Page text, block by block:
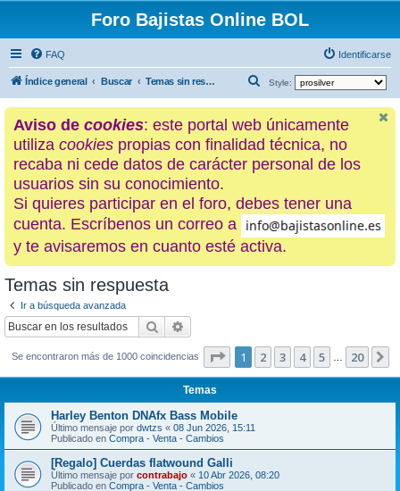
Foro Bajistas Online BOL
FAQ Identificarse
Índice general Buscar Temas sin respuesta Style:
u
c
a
Aviso de cookies: este portal web únicamente
utiliza cookies propias con finalidad técnica, no
recaba ni cede datos de carácter personal de los
usuarios sin su conocimiento.
Si quieres participar en el foro, debes tener una
cuenta. Escríbenos un correo a
y te avisaremos en cuanto esté activa.
Temas sin respuesta
Ir a búsqueda avanzada
Buscar
Se encontraron más de 1000 coincidencias Página de 20
1 2 3 4 5 20
Temas
Harley Benton DNAfx Bass Mobile
Último mensaje por dwtzs « 08 Jun 2026, 15:11
Publicado en Compra - Venta - Cambios
[Regalo] Cuerdas flatwound Galli
Último mensaje por contrabajo « 10 Abr 2026, 08:20
Publicado en Compra - Venta - Cambios